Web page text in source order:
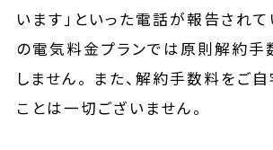
います」といった電話が報告されて
の電気料金プランでは原則解約手
しません。 また、解約手数料をご
ことは一切ございません。